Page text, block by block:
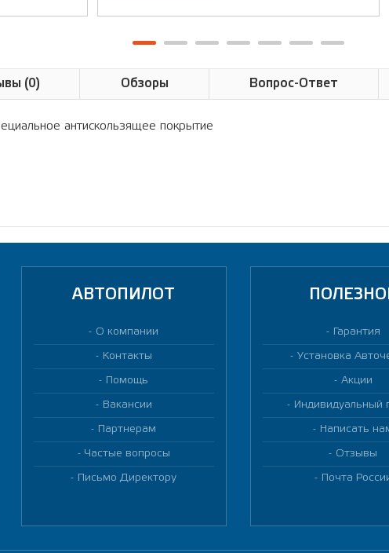
(0) Обзоры Вопрос-Ответ
антискользящее покрытие
АВТОПИЛОТ
О компании
Контакты
Помощь
Вакансии
Партнерам
Частые вопросы
Письмо Директору
Гарантия
Установка
Акции
Индивидуальный
Написать
Отзывы
Почта